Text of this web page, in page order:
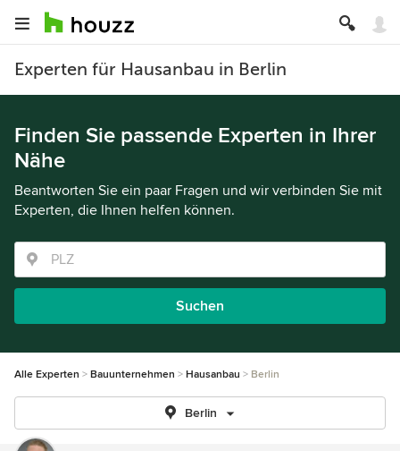
Experten für Hausanbau in Berlin
Finden Sie passende Experten in Ihrer
Nähe
Beantworten Sie ein paar Fragen und wir verbinden Sie mit
Experten, die Ihnen helfen können.
Suchen
Alle Experten Bauunternehmen Hausanbau Berlin
Berlin